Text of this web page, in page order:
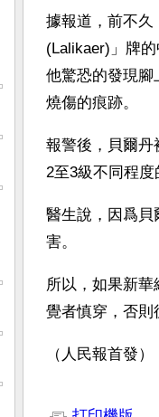
據報道，前不久
(Lalikaer)」牌
他驚恐的發現腳
燒傷的痕跡。
報警後，貝爾丹
2至3級不同程度
醫生說，因爲貝
害。
所以，如果新
覺者慎穿，否
（人民報首發）